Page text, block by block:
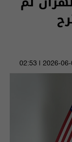
2026-06-02 |